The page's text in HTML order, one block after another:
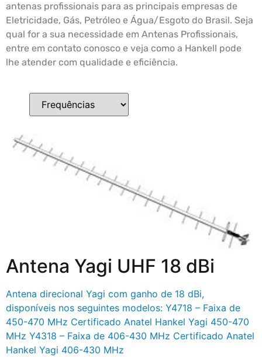
antenas profissionais para as principais empresas de
Eletricidade, Gás, Petróleo e Água/Esgoto do Brasil. Seja
qual for a sua necessidade em Antenas Profissionais,
entre em contato conosco e veja como a Hankell pode
lhe atender com qualidade e eficiência.
Antena Yagi UHF 18 dBi
Antena direcional Yagi com ganho de 18 dBi,
disponíveis nos seguintes modelos: Y4718 – Faixa de
450-470 MHz Certificado Anatel Hankel Yagi 450-470
MHz Y4318 – Faixa de 406-430 MHz Certificado Anatel
Hankel Yagi 406-430 MHz